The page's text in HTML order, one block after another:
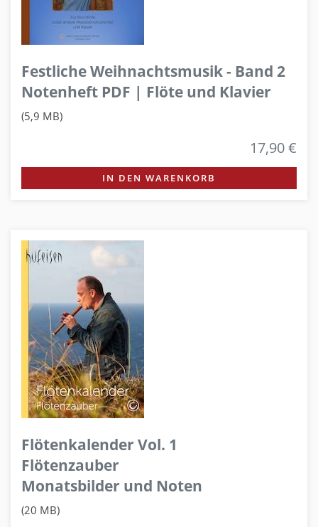
Festliche Weihnachtsmusik - Band 2
Notenheft PDF | Flöte und Klavier
(5,9 MB)
17,90 €
IN DEN WARENKORB
Flötenkalender Vol. 1
Flötenzauber
Monatsbilder und Noten
(20 MB)